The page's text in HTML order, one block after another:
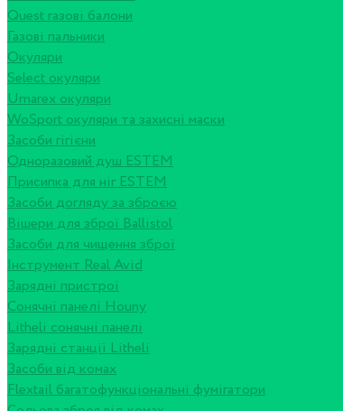
Quest газові балони
Газові пальники
Окуляри
Select окуляри
Umarex окуляри
WoSport окуляри та захисні маски
Засоби гігієни
Одноразовий душ ESTEM
Присипка для ніг ESTEM
Засоби догляду за зброєю
Вішери для зброї Ballistol
Засоби для чищення зброї
Інструмент Real Avid
Зарядні пристрої
Сонячні панелі Houny
Litheli сонячні панелі
Зарядні станції Litheli
Засоби від комах
Flextail багатофункціональні фумігатори